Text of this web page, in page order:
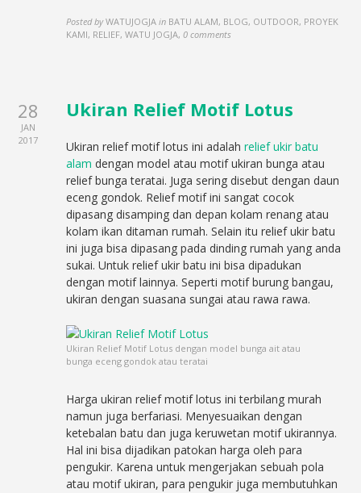
Posted by WATUJOGJA in BATU ALAM, BLOG, OUTDOOR, PROYEK
KAMI, RELIEF, WATU JOGJA,0 comments
28
JAN
2017
Ukiran Relief Motif Lotus
Ukiran relief motif lotus ini adalahrelief ukir batu
alam dengan model atau motif ukiran bunga atau
relief bunga teratai. Juga sering disebut dengan daun
eceng gondok. Relief motif ini sangat cocok
dipasang disamping dan depan kolam renang atau
kolam ikan ditaman rumah. Selain itu relief ukir batu
ini juga bisa dipasang pada dinding rumah yang anda
sukai. Untuk relief ukir batu ini bisa dipadukan
dengan motif lainnya. Seperti motif burung bangau,
ukiran dengan suasana sungai atau rawa rawa.
Ukiran Relief Motif Lotus dengan model bunga ait atau
bunga eceng gondok atau teratai
Harga ukiran relief motif lotus ini terbilang murah
namun juga berfariasi. Menyesuaikan dengan
ketebalan batu dan juga keruwetan motif ukirannya.
Hal ini bisa dijadikan patokan harga oleh para
pengukir. Karena untuk mengerjakan sebuah pola
atau motif ukiran, para pengukir juga membutuhkan